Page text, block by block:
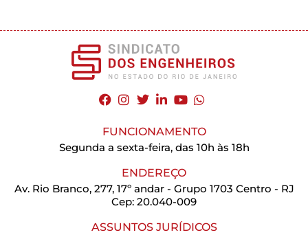
FUNCIONAMENTO
Segunda a sexta-feira, das 10h às 18h
ENDEREÇO
Av. Rio Branco, 277, 17º andar - Grupo 1703 Centro - RJ
Cep: 20.040-009
ASSUNTOS JURÍDICOS